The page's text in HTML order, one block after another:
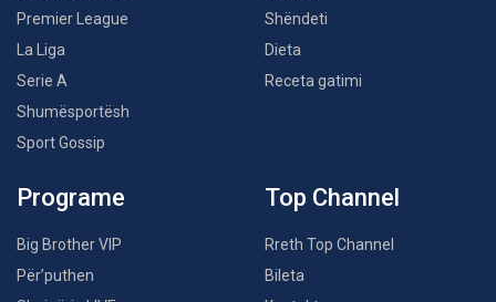
Premier League
La Liga
Serie A
Shumësportësh
Sport Gossip
Shëndeti
Dieta
Receta gatimi
Programe
Big Brother VIP
Për’puthen
Top Channel
Rreth Top Channel
Bileta